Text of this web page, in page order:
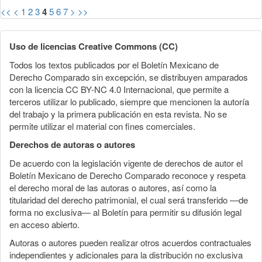
<< < 1 234567 > >>
Uso de licencias Creative Commons (CC)
Todos los textos publicados por el Boletín Mexicano de
Derecho Comparado sin excepción, se distribuyen amparados
con la licencia CC BY-NC 4.0 Internacional, que permite a
terceros utilizar lo publicado, siempre que mencionen la autoría
del trabajo y la primera publicación en esta revista. No se
permite utilizar el material con fines comerciales.
Derechos de autoras o autores
De acuerdo con la legislación vigente de derechos de autor el
Boletín Mexicano de Derecho Comparado reconoce y respeta
el derecho moral de las autoras o autores, así como la
titularidad del derecho patrimonial, el cual será transferido —de
forma no exclusiva— al Boletín para permitir su difusión legal
en acceso abierto.
Autoras o autores pueden realizar otros acuerdos contractuales
independientes y adicionales para la distribución no exclusiva